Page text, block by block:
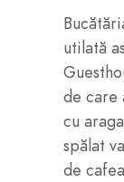
utilată
de care
cu
spălat
de